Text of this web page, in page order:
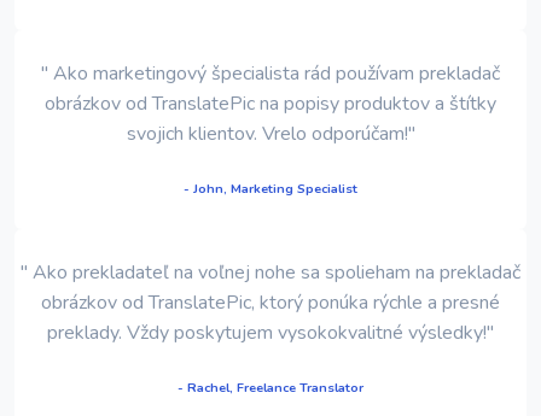
" Ako marketingový špecialista rád používam prekladač
obrázkov od TranslatePic na popisy produktov a štítky
svojich klientov. Vrelo odporúčam!"
- John, Marketing Specialist
" Ako prekladateľ na voľnej nohe sa spolieham na prekladač
obrázkov od TranslatePic, ktorý ponúka rýchle a presné
preklady. Vždy poskytujem vysokokvalitné výsledky!"
- Rachel, Freelance Translator